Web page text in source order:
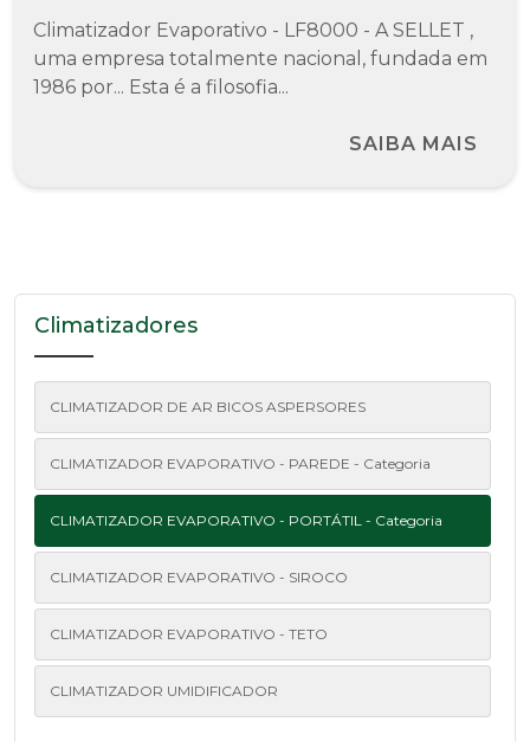
Climatizador Evaporativo - LF8000 - A SELLET ,
uma empresa totalmente nacional, fundada em
1986 por... Esta é a filosofia...
SAIBA MAIS
Climatizadores
CLIMATIZADOR DE AR BICOS ASPERSORES
CLIMATIZADOR EVAPORATIVO - PAREDE - Categoria
CLIMATIZADOR EVAPORATIVO - PORTÁTIL - Categoria
CLIMATIZADOR EVAPORATIVO - SIROCO
CLIMATIZADOR EVAPORATIVO - TETO
CLIMATIZADOR UMIDIFICADOR